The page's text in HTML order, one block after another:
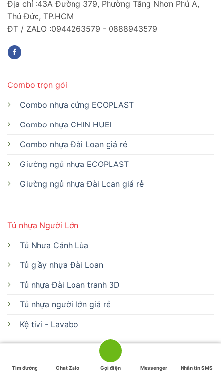
Địa chỉ :43A Đường 379, Phường Tăng Nhơn Phú A,
Thủ Đức, TP.HCM
ĐT / ZALO :0944263579 - 0888943579
Tủ nhựa Người Lớn
Tủ Nhựa Cánh Lùa
Tủ giầy nhựa Đài Loan
Tủ nhựa Đài Loan tranh 3D
Tủ nhựa người lớn giá rẻ
Kệ tivi - Lavabo
Combo trọn gói
Combo nhựa cứng ECOPLAST
Combo nhựa CHIN HUEI
Combo nhựa Đài Loan giá rẻ
Giường ngủ nhựa ECOPLAST
Giường ngủ nhựa Đài Loan giá rẻ
Tìm đường Chat Zalo Gọi điện Messenger Nhắn tin SMS